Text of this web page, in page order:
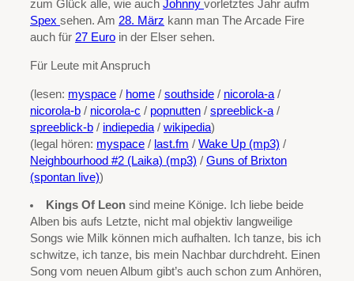
zum Glück alle, wie auch Johnny vorletztes Jahr aufm
Spex sehen. Am 28. März kann man The Arcade Fire
auch für 27 Euro in der Elser sehen.
Für Leute mit Anspruch
(lesen: myspace / home / southside / nicorola-a /
nicorola-b / nicorola-c / popnutten / spreeblick-a /
spreeblick-b / indiepedia / wikipedia)
(legal hören: myspace / last.fm / Wake Up (mp3) /
Neighbourhood #2 (Laika) (mp3) / Guns of Brixton
(spontan live))
Kings Of Leonsind meine Könige. Ich liebe beide
Alben bis aufs Letzte, nicht mal objektiv langweilige
Songs wie Milk können mich aufhalten. Ich tanze, bis ich
schwitze, ich tanze, bis mein Nachbar durchdreht. Einen
Song vom neuen Album gibt’s auch schon zum Anhören,